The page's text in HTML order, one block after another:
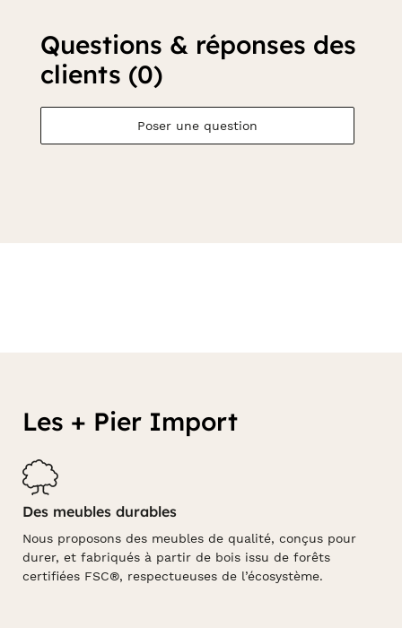
Questions & réponses des
clients (0)
Poser une question
Les + Pier Import
Des meubles durables
Nous proposons des meubles de qualité, conçus pour
durer, et fabriqués à partir de bois issu de forêts
certifiées FSC®, respectueuses de l’écosystème.